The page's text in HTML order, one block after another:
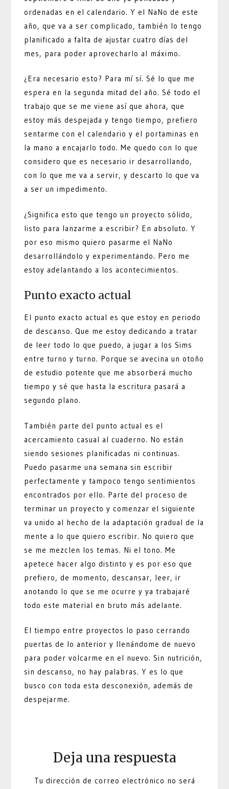
ordenadas en el calendario. Y el NaNo de este
año, que va a ser complicado, también lo tengo
planificado a falta de ajustar cuatro días del
mes, para poder aprovecharlo al máximo.
¿Era necesario esto? Para mí sí. Sé lo que me
espera en la segunda mitad del año. Sé todo el
trabajo que se me viene así que ahora, que
estoy más despejada y tengo tiempo, prefiero
sentarme con el calendario y el portaminas en
la mano a encajarlo todo. Me quedo con lo que
considero que es necesario ir desarrollando,
con lo que me va a servir, y descarto lo que va
a ser un impedimento.
¿Significa esto que tengo un proyecto sólido,
listo para lanzarme a escribir? En absoluto. Y
por eso mismo quiero pasarme el NaNo
desarrollándolo y experimentando. Pero me
estoy adelantando a los acontecimientos.
Punto exacto actual
El punto exacto actual es que estoy en periodo
de descanso. Que me estoy dedicando a tratar
de leer todo lo que puedo, a jugar a los Sims
entre turno y turno. Porque se avecina un otoño
de estudio potente que me absorberá mucho
tiempo y sé que hasta la escritura pasará a
segundo plano.
También parte del punto actual es el
acercamiento casual al cuaderno. No están
siendo sesiones planificadas ni continuas.
Puedo pasarme una semana sin escribir
perfectamente y tampoco tengo sentimientos
encontrados por ello. Parte del proceso de
terminar un proyecto y comenzar el siguiente
va unido al hecho de la adaptación gradual de la
mente a lo que quiero escribir. No quiero que
se me mezclen los temas. Ni el tono. Me
apetece hacer algo distinto y es por eso que
prefiero, de momento, descansar, leer, ir
anotando lo que se me ocurre y ya trabajaré
todo este material en bruto más adelante.
El tiempo entre proyectos lo paso cerrando
puertas de lo anterior y llenándome de nuevo
para poder volcarme en el nuevo. Sin nutrición,
sin descanso, no hay palabras. Y es lo que
busco con toda esta desconexión, además de
despejarme.
Deja una respuesta
Tu dirección de correo electrónico no será